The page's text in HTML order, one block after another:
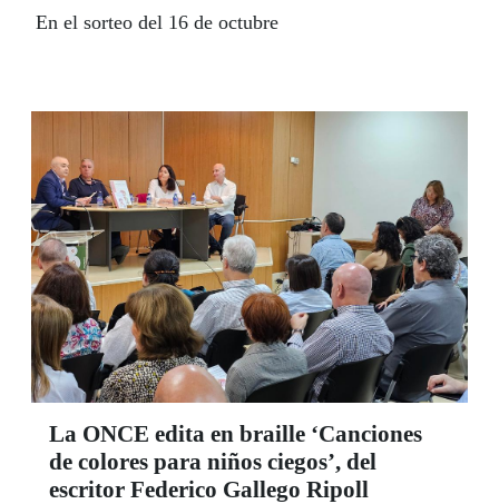
En el sorteo del 16 de octubre
La ONCE edita en braille ‘Canciones
de colores para niños ciegos’, del
escritor Federico Gallego Ripoll